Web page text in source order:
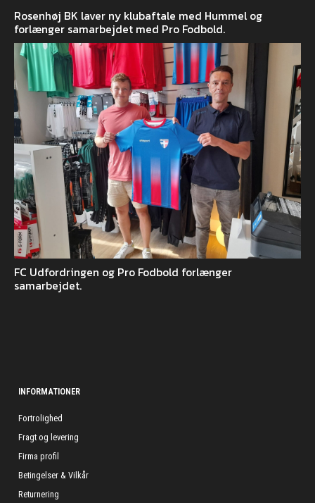
Rosenhøj BK laver ny klubaftale med Hummel og
forlænger samarbejdet med Pro Fodbold.
FC Udfordringen og Pro Fodbold forlænger
samarbejdet.
INFORMATIONER
Fortrolighed
Fragt og levering
Firma profil
Betingelser & Vilkår
Returnering